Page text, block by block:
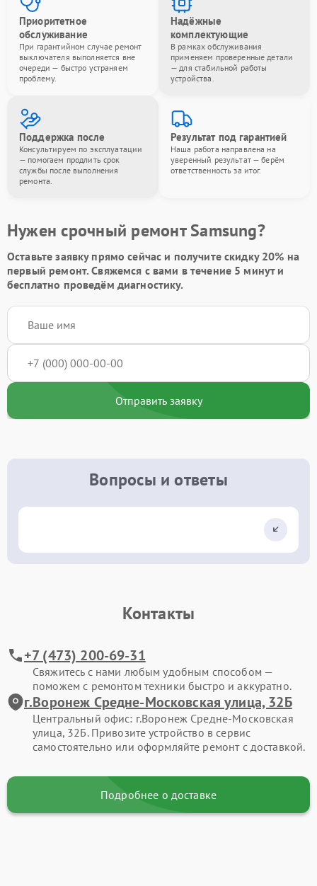
Приоритетное
обслуживание
При гарантийном случае ремонт
выключателя выполняется вне
очереди — быстро устраняем
проблему.
Надёжные
комплектующие
В рамках обслуживания
применяем проверенные детали
— для стабильной работы
устройства.
Поддержка после
Консультируем по эксплуатации
— помогаем продлить срок
службы после выполнения
ремонта.
Результат под гарантией
Наша работа направлена на
уверенный результат — берём
ответственность за итог.
Нужен срочный ремонт Samsung?
Оставьте заявкупрямо сейчас и получите скидку 20% на
первый ремонт. Свяжемся с вами в течение 5 минут и
бесплатно проведём диагностику.
Отправить заявку
Вопросы и ответы
Контакты
+7 (473) 200-69-31
Свяжитесь с нами любым удобным способом —
поможем с ремонтом техники быстро и аккуратно.
г.Воронеж Средне-Московская улица, 32Б
Центральный офис: г.Воронеж Средне-Московская
улица, 32Б. Привозите устройство в сервис
самостоятельно или оформляйте ремонт с доставкой.
Подробнее о доставке